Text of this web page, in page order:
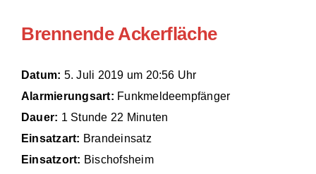
Bürgerinfo
Über uns
Technik
Brennende Ackerfläche
Datum: 5. Juli 2019 um 20:56 Uhr
Alarmierungsart: Funkmeldeempfänger
Dauer: 1 Stunde 22 Minuten
Einsatzart: Brandeinsatz
Einsatzort: Bischofsheim